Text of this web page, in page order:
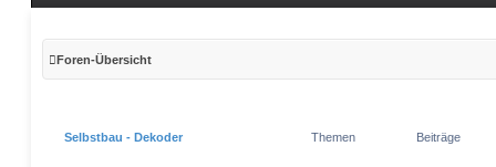
Foren-Übersicht
Selbstbau - Dekoder Themen Beiträge